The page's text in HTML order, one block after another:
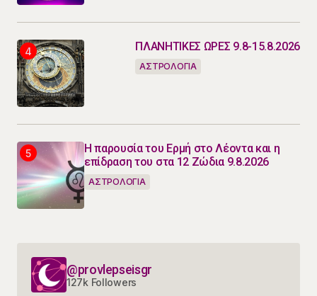
ΠΛΑΝΗΤΙΚΕΣ ΩΡΕΣ 9.8-15.8.2026
ΑΣΤΡΟΛΟΓΙΑ
Η παρουσία του Ερμή στο Λέοντα και η
επίδραση του στα 12 Ζώδια 9.8.2026
ΑΣΤΡΟΛΟΓΙΑ
@provlepseisgr
127k Followers